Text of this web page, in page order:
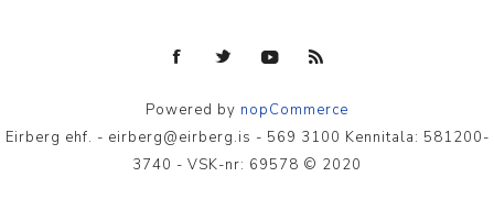
Powered by nopCommerce
Eirberg ehf. - eirberg@eirberg.is - 569 3100 Kennitala: 581200-
3740 - VSK-nr: 69578 © 2020